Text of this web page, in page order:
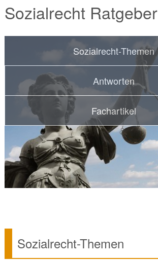
Sozialrecht Ratgeber
Sozialrecht-Themen
Antworten
Fachartikel
Sozialrecht-Themen